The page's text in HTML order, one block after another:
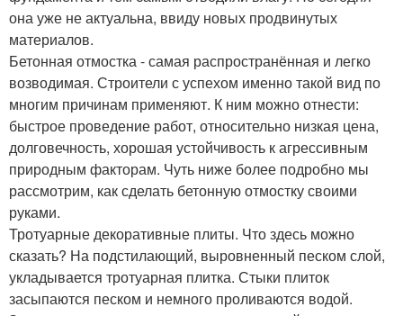
она уже не актуальна, ввиду новых продвинутых
материалов.
Бетонная отмостка - самая распространённая и легко
возводимая. Строители с успехом именно такой вид по
многим причинам применяют. К ним можно отнести:
быстрое проведение работ, относительно низкая цена,
долговечность, хорошая устойчивость к агрессивным
природным факторам. Чуть ниже более подробно мы
рассмотрим, как сделать бетонную отмостку своими
руками.
Тротуарные декоративные плиты. Что здесь можно
сказать? На подстилающий, выровненный песком слой,
укладывается тротуарная плитка. Стыки плиток
засыпаются песком и немного проливаются водой.